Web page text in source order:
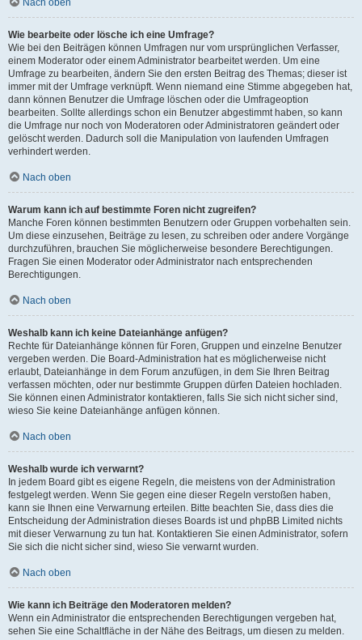
Nach oben
Wie bearbeite oder lösche ich eine Umfrage?
Wie bei den Beiträgen können Umfragen nur vom ursprünglichen Verfasser,
einem Moderator oder einem Administrator bearbeitet werden. Um eine
Umfrage zu bearbeiten, ändern Sie den ersten Beitrag des Themas; dieser ist
immer mit der Umfrage verknüpft. Wenn niemand eine Stimme abgegeben hat,
dann können Benutzer die Umfrage löschen oder die Umfrageoption
bearbeiten. Sollte allerdings schon ein Benutzer abgestimmt haben, so kann
die Umfrage nur noch von Moderatoren oder Administratoren geändert oder
gelöscht werden. Dadurch soll die Manipulation von laufenden Umfragen
verhindert werden.
Nach oben
Warum kann ich auf bestimmte Foren nicht zugreifen?
Manche Foren können bestimmten Benutzern oder Gruppen vorbehalten sein.
Um diese einzusehen, Beiträge zu lesen, zu schreiben oder andere Vorgänge
durchzuführen, brauchen Sie möglicherweise besondere Berechtigungen.
Fragen Sie einen Moderator oder Administrator nach entsprechenden
Berechtigungen.
Nach oben
Weshalb kann ich keine Dateianhänge anfügen?
Rechte für Dateianhänge können für Foren, Gruppen und einzelne Benutzer
vergeben werden. Die Board-Administration hat es möglicherweise nicht
erlaubt, Dateianhänge in dem Forum anzufügen, in dem Sie Ihren Beitrag
verfassen möchten, oder nur bestimmte Gruppen dürfen Dateien hochladen.
Sie können einen Administrator kontaktieren, falls Sie sich nicht sicher sind,
wieso Sie keine Dateianhänge anfügen können.
Nach oben
Weshalb wurde ich verwarnt?
In jedem Board gibt es eigene Regeln, die meistens von der Administration
festgelegt werden. Wenn Sie gegen eine dieser Regeln verstoßen haben,
kann sie Ihnen eine Verwarnung erteilen. Bitte beachten Sie, dass dies die
Entscheidung der Administration dieses Boards ist und phpBB Limited nichts
mit dieser Verwarnung zu tun hat. Kontaktieren Sie einen Administrator, sofern
Sie sich die nicht sicher sind, wieso Sie verwarnt wurden.
Nach oben
Wie kann ich Beiträge den Moderatoren melden?
Wenn ein Administrator die entsprechenden Berechtigungen vergeben hat,
sehen Sie eine Schaltfläche in der Nähe des Beitrags, um diesen zu melden.